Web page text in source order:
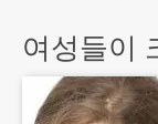
여성들이